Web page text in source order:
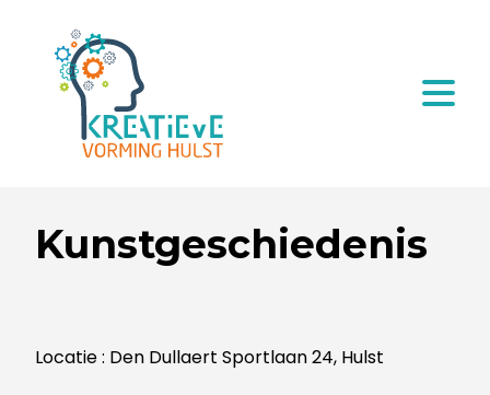
Kunstgeschiedenis
Locatie : Den Dullaert Sportlaan 24, Hulst